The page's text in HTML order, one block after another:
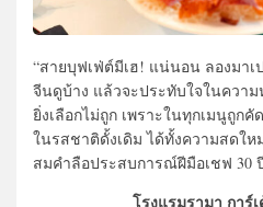
“สายบุฟเฟ่ต์มีเฮ! แน่นอน ลองมา
จีนดูบ้าง แล้วจะประทับใจในควา
ยิ่งเลือกไม่ถูก เพราะในทุกเมนูถูก
ในรสชาติดั้งเดิม ได้ทั้งความสดใ
สมคำลือประสบการณ์ฝีมือเชฟ 30